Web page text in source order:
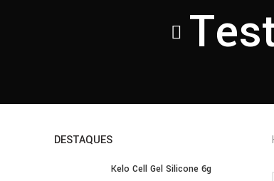
DESTAQUES
Kelo Cell Gel Silicone 6g